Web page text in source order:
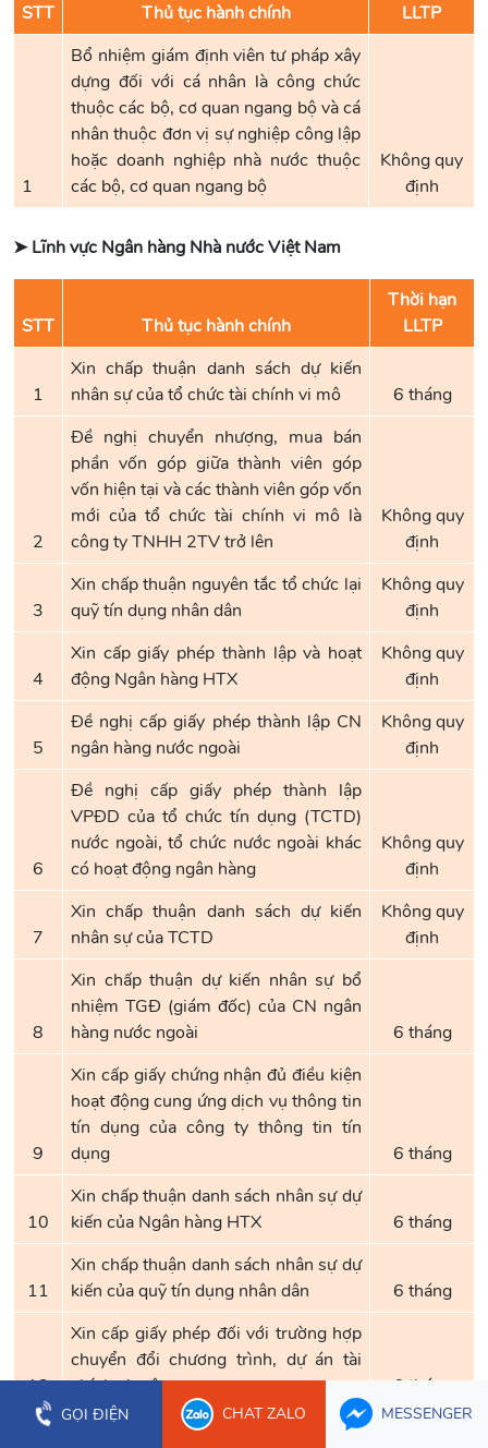
STT Thủ tục hành chính
LLTP
1
Bổ nhiệm giám định viên tư pháp xây
dựng đối với cá nhân là công chức
thuộc các bộ, cơ quan ngang bộ và cá
nhân thuộc đơn vị sự nghiệp công lập
hoặc doanh nghiệp nhà nước thuộc
các bộ, cơ quan ngang bộ
Không quy
định
➤ Lĩnh vực Ngân hàng Nhà nước Việt Nam
STT Thủ tục hành chính
Thời hạn
LLTP
1
Xin chấp thuận danh sách dự kiến
nhân sự của tổ chức tài chính vi mô
6 tháng
2
Đề nghị chuyển nhượng, mua bán
phần vốn góp giữa thành viên góp
vốn hiện tại và các thành viên góp vốn
mới của tổ chức tài chính vi mô là
công ty TNHH 2TV trở lên
Không quy
định
3
Xin chấp thuận nguyên tắc tổ chức lại
quỹ tín dụng nhân dân
Không quy
định
4
Xin cấp giấy phép thành lập và hoạt
động Ngân hàng HTX
Không quy
định
5
Đề nghị cấp giấy phép thành lập CN
ngân hàng nước ngoài
Không quy
định
6
Đề nghị cấp giấy phép thành lập
VPĐD của tổ chức tín dụng (TCTD)
nước ngoài, tổ chức nước ngoài khác
có hoạt động ngân hàng
Không quy
định
7
Xin chấp thuận danh sách dự kiến
nhân sự của TCTD
Không quy
định
8
Xin chấp thuận dự kiến nhân sự bổ
nhiệm TGĐ (giám đốc) của CN ngân
hàng nước ngoài
6 tháng
9
Xin cấp giấy chứng nhận đủ điều kiện
hoạt động cung ứng dịch vụ thông tin
tín dụng của công ty thông tin tín
dụng
6 tháng
10
Xin chấp thuận danh sách nhân sự dự
kiến của Ngân hàng HTX
6 tháng
11
Xin chấp thuận danh sách nhân sự dự
kiến của quỹ tín dụng nhân dân
6 tháng
12
Xin cấp giấy phép đối với trường hợp
chuyển đổi chương trình, dự án tài
chính vi mô
6 tháng
Xin cấp giấy phép đối với tổ chức tài
GỌI ĐIỆN CHAT ZALO MESSENGER